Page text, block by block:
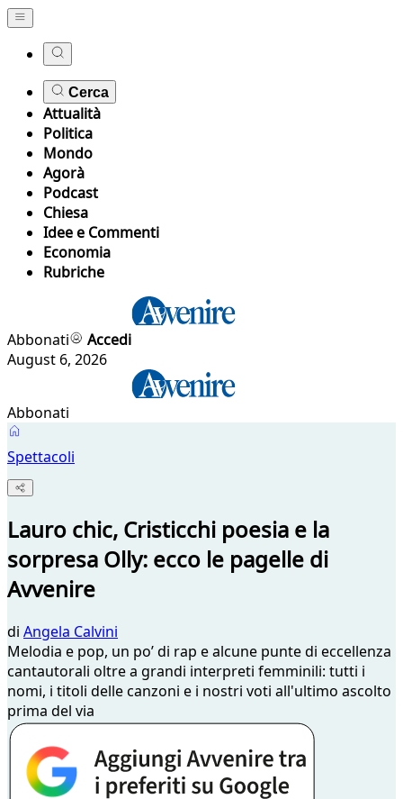
Cerca
Attualità
Politica
Mondo
Agorà
Podcast
Chiesa
Idee e Commenti
Economia
Rubriche
Abbonati
Accedi
August 6, 2026
Abbonati
Spettacoli
Lauro chic, Cristicchi poesia e la
sorpresa Olly: ecco le pagelle di
Avvenire
di Angela Calvini
Melodia e pop, un po’ di rap e alcune punte di eccellenza
cantautorali oltre a grandi interpreti femminili: tutti i
nomi, i titoli delle canzoni e i nostri voti all'ultimo ascolto
prima del via